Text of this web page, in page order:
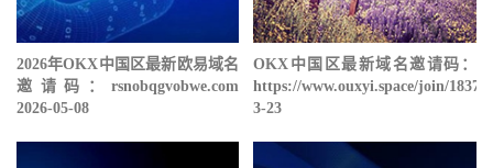
2026年OKX中国区最新欧易域名
邀请码：rsnobqgvobwe.com
2026-05-08
OKX中国区最新域名邀请码：
https://www.ouxyi.space/join/
3-23